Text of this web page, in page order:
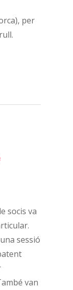
per
socis va
sessió
van